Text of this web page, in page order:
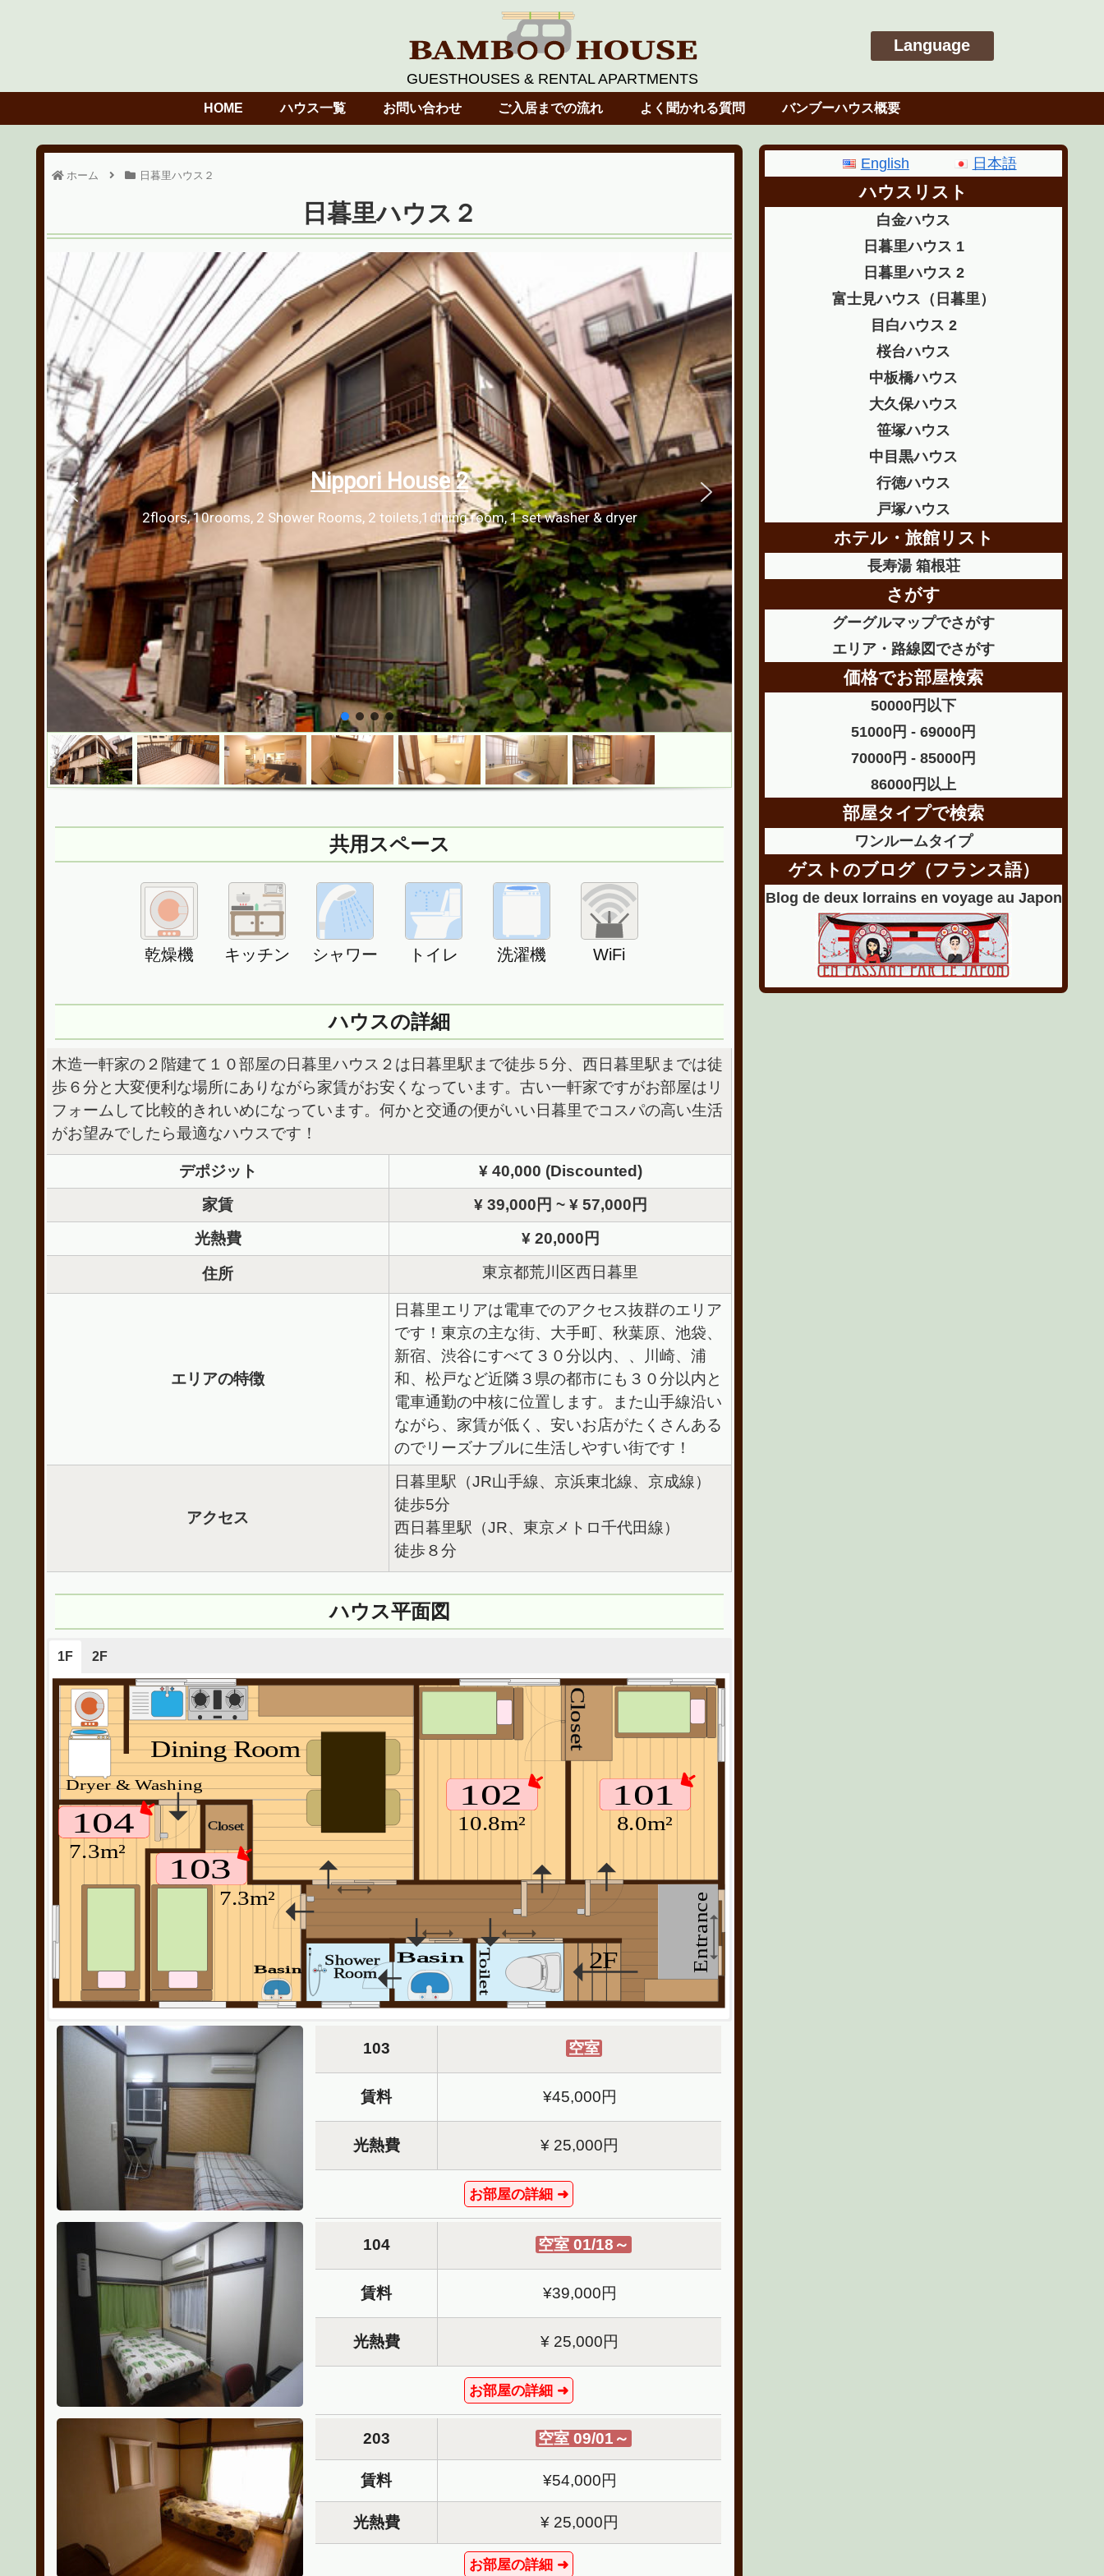
GUESTHOUSES & RENTAL APARTMENTS
Language
HOME ハウス一覧 お問い合わせ ご入居までの流れ よく聞かれる質問 バンブーハウス概要
ホーム 日暮里ハウス２
日暮里ハウス２
Nippori House 2
2floors, 10rooms, 2 Shower Rooms, 2 toilets,1dining room, 1 set washer & dryer
共用スペース
乾燥機 キッチン シャワー トイレ 洗濯機 WiFi
ハウスの詳細
木造一軒家の２階建て１０部屋の日暮里ハウス２は日暮里駅まで徒歩５分、西日暮里駅までは徒
歩６分と大変便利な場所にありながら家賃がお安くなっています。古い一軒家ですがお部屋はリ
フォームして比較的きれいめになっています。何かと交通の便がいい日暮里でコスパの高い生活
がお望みでしたら最適なハウスです！
デポジット
¥ 40,000 (Discounted)
家賃
¥ 39,000円 ~ ¥ 57,000円
光熱費
¥ 20,000円
住所 東京都荒川区西日暮里
エリアの特徴
日暮里エリアは電車でのアクセス抜群のエリア
です！東京の主な街、大手町、秋葉原、池袋、
新宿、渋谷にすべて３０分以内、、川崎、浦
和、松戸など近隣３県の都市にも３０分以内と
電車通勤の中核に位置します。また山手線沿い
ながら、家賃が低く、安いお店がたくさんある
のでリーズナブルに生活しやすい街です！
アクセス
日暮里駅（JR山手線、京浜東北線、京成線）
徒歩5分
西日暮里駅（JR、東京メトロ千代田線）
徒歩８分
ハウス平面図
1F 2F
104
7.3m²
102
10.8m²
101
8.0m²
103
7.3m²
Closet
Entrance
Basin
Dryer & Washing
Dining Room
2F
Shower
Room
Basin
Closet
Toilet
Toilet
Basin
Cabinet Cabinetv
203
205
8.0m²
206
7.2m²
204 202
Shower
Room
103 空室
賃料 ¥45,000円
光熱費 ¥ 25,000円
お部屋の詳細 ➜
104 空室 01/18～
賃料 ¥39,000円
光熱費 ¥ 25,000円
お部屋の詳細 ➜
203 空室 09/01～
賃料 ¥54,000円
光熱費 ¥ 25,000円
お部屋の詳細 ➜
English 日本語
ハウスリスト
白金ハウス
日暮里ハウス 1
日暮里ハウス 2
富士見ハウス（日暮里）
目白ハウス 2
桜台ハウス
中板橋ハウス
大久保ハウス
笹塚ハウス
中目黒ハウス
行徳ハウス
戸塚ハウス
ホテル・旅館リスト
長寿湯 箱根荘
さがす
グーグルマップでさがす
エリア・路線図でさがす
価格でお部屋検索
50000円以下
51000円 - 69000円
70000円 - 85000円
86000円以上
部屋タイプで検索
ワンルームタイプ
ゲストのブログ（フランス語）
Blog de deux lorrains en voyage au Japon